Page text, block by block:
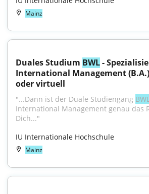
Mainz
Duales Studium BWL -
International Management
oder virtuell
"...Dann ist der Duale Studiengang
International Management genau das
Dich..."
IU Internationale Hochschule
Mainz